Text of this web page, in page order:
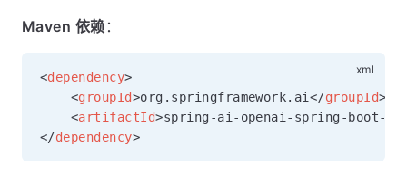
Maven 依赖 ：
<dependency>
<groupId>org.springframework.ai </groupId>
<artifactId>spring-ai-openai-spring-boot-
</dependency>